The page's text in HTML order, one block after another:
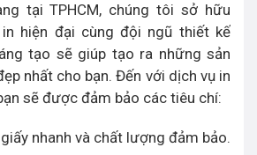
tại TPHCM, chúng tôi sở hữu
hiện đại cùng đội ngũ thiết kế
tạo sẽ giúp tạo ra những sản
nhất cho bạn. Đến với dịch vụ in
sẽ được đảm bảo các tiêu chí:
nhanh và chất lượng đảm bảo.